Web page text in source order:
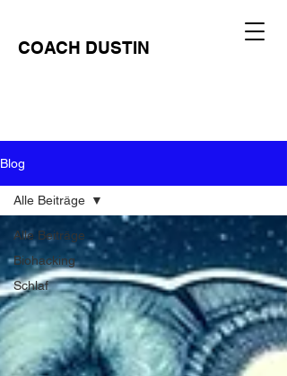
COACH DUSTIN
Blog
Alle Beiträge
Biohacking
Schlaf
Alle Beiträge